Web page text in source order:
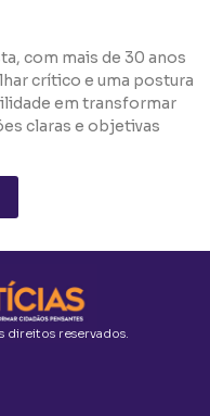
com mais de 30 anos
crítico e uma postura
em transformar
claras e objetivas
direitos reservados.